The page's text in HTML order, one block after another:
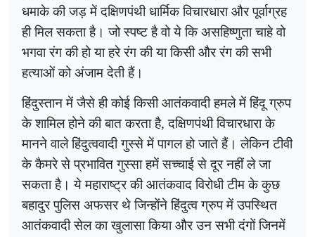
धमाके की जड़ में दक्षिणपंथी धार्मिक विचारधारा और पूर्वाग्रह
ही मिल सकता है।जो स्पष्ट है वो ये कि असहिष्णुता चाहे वो
भगवा रंग की हो या हरे रंग की या किसी और रंग की सभी
हत्याओं को अंजाम देती हैं।
हिंदुस्तान में जैसे ही कोई किसी आतंकवादी हमले में हिंदू ग्रुप
के शामिल होने की बात करता है, दक्षिणपंथी विचारधारा के
मानने वाले हिंदुत्ववादी गुस्से में पागल हो जाते हैं। लेकिन टीवी
के कैमरे से प्रभावित गुस्सा हमें सच्चाई से दूर नहीं ले जा
सकता है। ये महाराष्ट्र की आतंकवाद विरोधी टीम के कुछ
बहादुर पुलिस अफसर थे जिन्होंने हिंदुत्व ग्रुप में उपस्थित
आतंकवादी सेल का खुलासा किया और उन सभी दंगों जिनमें